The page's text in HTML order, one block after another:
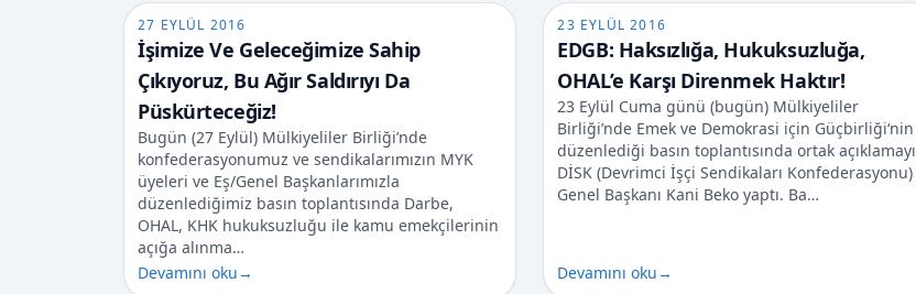
27 EYLÜL 2016
İşimize Ve Geleceğimize Sahip
Çıkıyoruz, Bu Ağır Saldırıyı Da
Püskürteceğiz!
Bugün (27 Eylül) Mülkiyeliler Birliği’nde
konfederasyonumuz ve sendikalarımızın MYK
üyeleri ve Eş/Genel Başkanlarımızla
düzenlediğimiz basın toplantısında Darbe,
OHAL, KHK hukuksuzluğu ile kamu emekçilerinin
açığa alınma…
Devamını oku→
23 EYLÜL 2016
EDGB: Haksızlığa, Hukuksuzluğa,
OHAL’e Karşı Direnmek Haktır!
23 Eylül Cuma günü (bugün) Mülkiyeliler
Birliği’nde Emek ve Demokrasi için Güçbirliği‘nin
düzenlediği basın toplantısında ortak açıklamayı
DİSK (Devrimci İşçi Sendikaları Konfederasyonu)
Genel Başkanı Kani Beko yaptı. Ba…
Devamını oku→